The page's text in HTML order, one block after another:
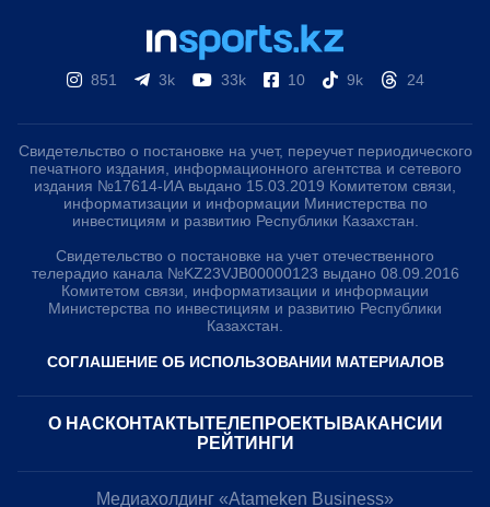
851 3k 33k 10 9k 24
Свидетельство о постановке на учет, переучет периодического
печатного издания, информационного агентства и сетевого
издания №17614-ИА выдано 15.03.2019 Комитетом связи,
информатизации и информации Министерства по
инвестициям и развитию Республики Казахстан.
Свидетельство о постановке на учет отечественного
телерадио канала №KZ23VJB00000123 выдано 08.09.2016
Комитетом связи, информатизации и информации
Министерства по инвестициям и развитию Республики
Казахстан.
СОГЛАШЕНИЕ ОБ ИСПОЛЬЗОВАНИИ МАТЕРИАЛОВ
О НАС КОНТАКТЫ ТЕЛЕПРОЕКТЫ ВАКАНСИИ
РЕЙТИНГИ
Медиахолдинг «Atameken Business»